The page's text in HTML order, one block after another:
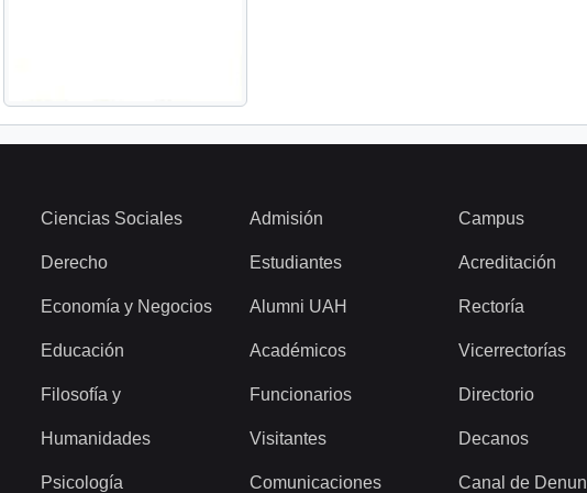
Ciencias Sociales
Derecho
Economía y Negocios
Educación
Filosofía y
Humanidades
Psicología
Admisión
Estudiantes
Alumni UAH
Académicos
Funcionarios
Visitantes
Comunicaciones
Campus
Acreditación
Rectoría
Vicerrectorías
Directorio
Decanos
Canal de